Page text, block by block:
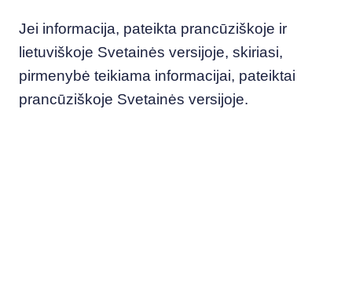
Jei informacija, pateikta prancūziškoje ir
lietuviškoje Svetainės versijoje, skiriasi,
pirmenybė teikiama informacijai, pateiktai
prancūziškoje Svetainės versijoje.